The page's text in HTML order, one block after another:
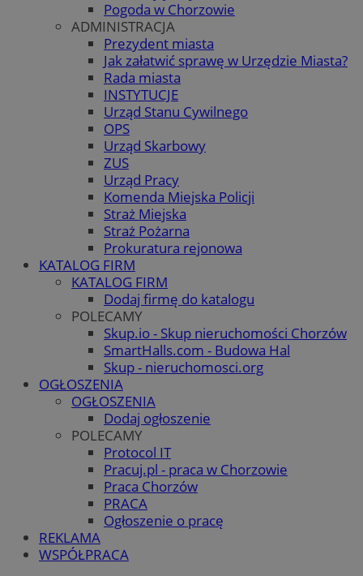
Pogoda w Chorzowie
ADMINISTRACJA
Prezydent miasta
Jak załatwić sprawę w Urzędzie Miasta?
Rada miasta
INSTYTUCJE
Urząd Stanu Cywilnego
OPS
Urząd Skarbowy
ZUS
Urząd Pracy
Komenda Miejska Policji
Straż Miejska
Straż Pożarna
Prokuratura rejonowa
KATALOG FIRM
KATALOG FIRM
Dodaj firmę do katalogu
POLECAMY
Skup.io - Skup nieruchomości Chorzów
SmartHalls.com - Budowa Hal
Skup - nieruchomosci.org
OGŁOSZENIA
OGŁOSZENIA
Dodaj ogłoszenie
POLECAMY
Protocol IT
Pracuj.pl - praca w Chorzowie
Praca Chorzów
PRACA
Ogłoszenie o pracę
REKLAMA
WSPÓŁPRACA